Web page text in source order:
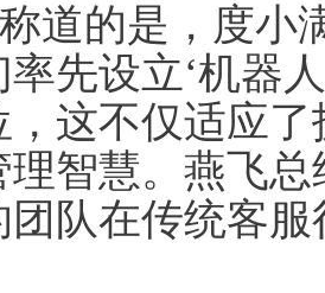
道的是，度小
先设立‘机器
，这不仅适应
理智慧。燕飞
团队在传统客